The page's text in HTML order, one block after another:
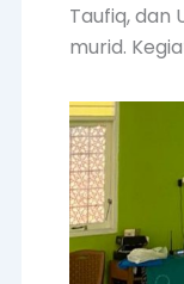
Taufiq, dan
murid.